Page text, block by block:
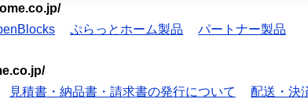
ぷらっとホーム製品 パートナー製品
見積書・納品書・請求書の発行について 配送・決